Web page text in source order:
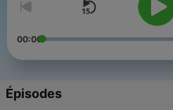
00:00
Épisodes